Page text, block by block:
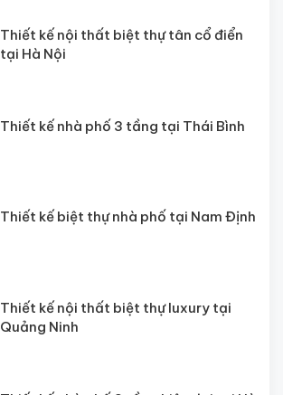
Thiết kế nội thất biệt thự tân cổ điển
tại Hà Nội
Thiết kế nhà phố 3 tầng tại Thái Bình
Thiết kế biệt thự nhà phố tại Nam Định
Thiết kế nội thất biệt thự luxury tại
Quảng Ninh